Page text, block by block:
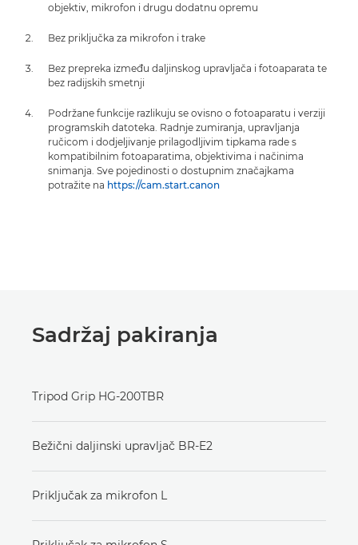
objektiv, mikrofon i drugu dodatnu opremu
Bez priključka za mikrofon i trake
Bez prepreka između daljinskog upravljača i fotoaparata te
bez radijskih smetnji
Podržane funkcije razlikuju se ovisno o fotoaparatu i verziji
programskih datoteka. Radnje zumiranja, upravljanja
ručicom i dodjeljivanje prilagodljivim tipkama rade s
kompatibilnim fotoaparatima, objektivima i načinima
snimanja. Sve pojedinosti o dostupnim značajkama
potražite na https://cam.start.canon
Sadržaj pakiranja
Tripod Grip HG-200TBR
Bežični daljinski upravljač BR-E2
Priključak za mikrofon L